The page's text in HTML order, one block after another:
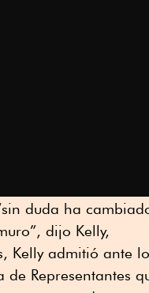
duda ha
dijo Kelly,
Kelly admitió ante
de Representantes